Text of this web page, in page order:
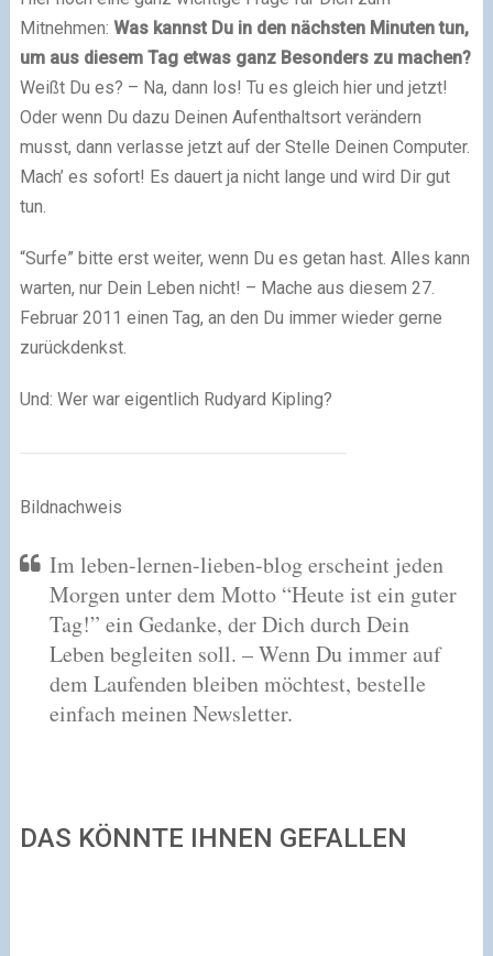
Mitnehmen: Was kannst Du in den nächsten Minuten tun,
um aus diesem Tag etwas ganz Besonders zu machen?
Weißt Du es? – Na, dann los! Tu es gleich hier und jetzt!
Oder wenn Du dazu Deinen Aufenthaltsort verändern
musst, dann verlasse jetzt auf der Stelle Deinen Computer.
Mach’ es sofort! Es dauert ja nicht lange und wird Dir gut
tun.
“Surfe” bitte erst weiter, wenn Du es getan hast. Alles kann
warten, nur Dein Leben nicht! – Mache aus diesem 27.
Februar 2011 einen Tag, an den Du immer wieder gerne
zurückdenkst.
Und: Wer war eigentlich Rudyard Kipling?
Bildnachweis
Im leben-lernen-lieben-blog erscheint jeden
Morgen unter dem Motto “Heute ist ein guter
Tag!” ein Gedanke, der Dich durch Dein
Leben begleiten soll. – Wenn Du immer auf
dem Laufenden bleiben möchtest, bestelle
einfach meinen Newsletter.
DAS KÖNNTE IHNEN GEFALLEN